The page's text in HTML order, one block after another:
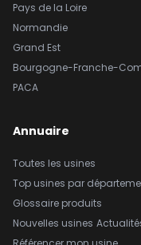
Pays de la Loire
Normandie
Grand Est
Bourgogne-Franche-
PACA
Annuaire
Toutes les usines
Top usines par
Glossaire produits
Nouvelles usines